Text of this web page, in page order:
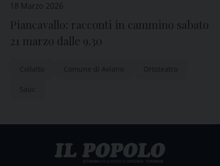
18 Marzo 2026
Piancavallo: racconti in cammino sabato
21 marzo dalle 9.30
Collalto Comune di Aviano Ortoteatro
Sauc